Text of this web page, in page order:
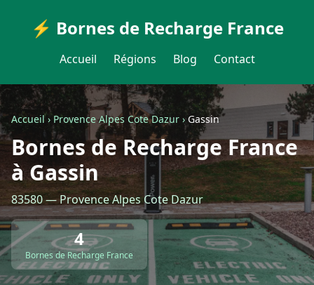
⚡ Bornes de Recharge France
Accueil Régions Blog Contact
Accueil›Provence Alpes Cote Dazur ›Gassin
Bornes de Recharge France
à Gassin
83580 — Provence Alpes Cote Dazur
4
Bornes de Recharge France